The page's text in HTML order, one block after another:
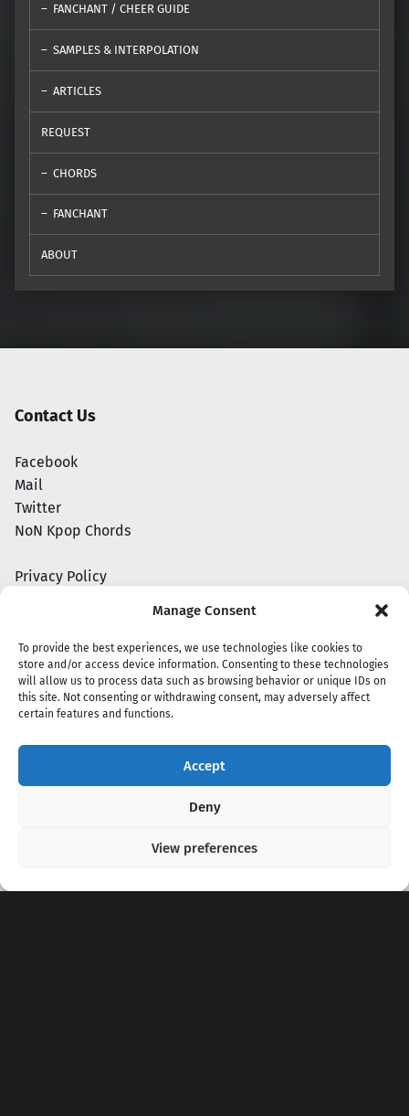
Manage Consent
To provide the best experiences, we use technologies like cookies to
store and/or access device information. Consenting to these technologies
will allow us to process data such as browsing behavior or unique IDs on
this site. Not consenting or withdrawing consent, may adversely affect
certain features and functions.
Accept
Deny
View preferences
FANCHANT / CHEER GUIDE
SAMPLES & INTERPOLATION
ARTICLES
REQUEST
CHORDS
FANCHANT
ABOUT
Contact Us
Facebook
Mail
Twitter
NoN Kpop Chords
Privacy Policy